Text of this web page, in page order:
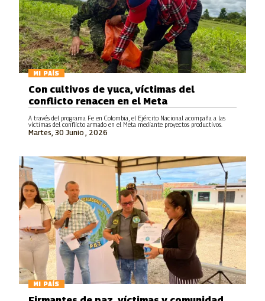
MI PAÍS
Martes, 30 Junio , 2026
Con cultivos de yuca, víctimas del
conflicto renacen en el Meta
A través del programa Fe en Colombia, el Ejército Nacional acompaña a las
víctimas del conflicto armado en el Meta mediante proyectos productivos.
MI PAÍS